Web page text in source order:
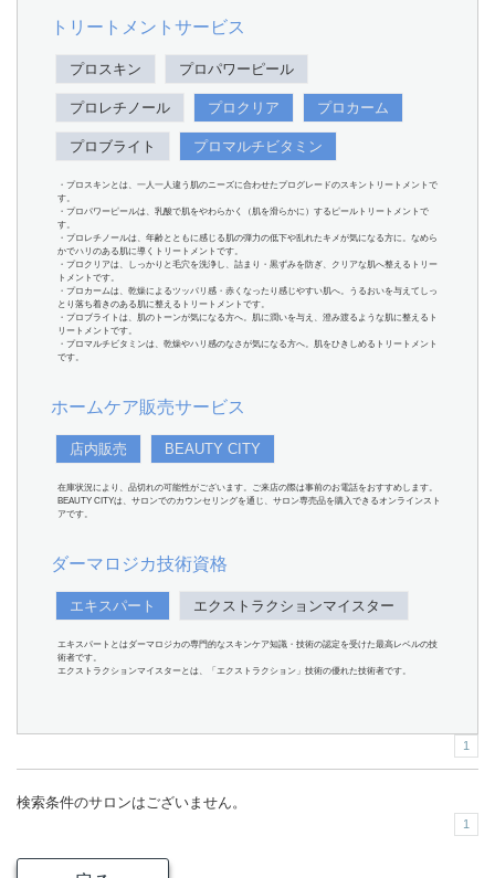
トリートメントサービス
プロスキン プロパワーピール
プロレチノール プロクリア プロカーム
プロブライト プロマルチビタミン
・プロスキンとは、一人一人違う肌のニーズに合わせたプログレードのスキントリートメントで
す。
・プロパワーピールは、乳酸で肌をやわらかく（肌を滑らかに）するピールトリートメントで
す。
・プロレチノールは、年齢とともに感じる肌の弾力の低下や乱れたキメが気になる方に。なめら
かでハリのある肌に導くトリートメントです。
・プロクリアは、しっかりと毛穴を洗浄し、詰まり・黒ずみを防ぎ、クリアな肌へ整えるトリー
トメントです。
・プロカームは、乾燥によるツッパリ感・赤くなったり感じやすい肌へ。うるおいを与えてしっ
とり落ち着きのある肌に整えるトリートメントです。
・プロブライトは、肌のトーンが気になる方へ。肌に潤いを与え、澄み渡るような肌に整えるト
リートメントです。
・プロマルチビタミンは、乾燥やハリ感のなさが気になる方へ。肌をひきしめるトリートメント
です。
ホームケア販売サービス
店内販売 BEAUTY CITY
在庫状況により、品切れの可能性がございます。ご来店の際は事前のお電話をおすすめします。
BEAUTY CITYは、サロンでのカウンセリングを通じ、サロン専売品を購入できるオンラインスト
アです。
ダーマロジカ技術資格
エキスパート エクストラクションマイスター
エキスパートとはダーマロジカの専門的なスキンケア知識・技術の認定を受けた最高レベルの技
術者です。
エクストラクションマイスターとは、「エクストラクション」技術の優れた技術者です。
1
検索条件のサロンはございません。
1